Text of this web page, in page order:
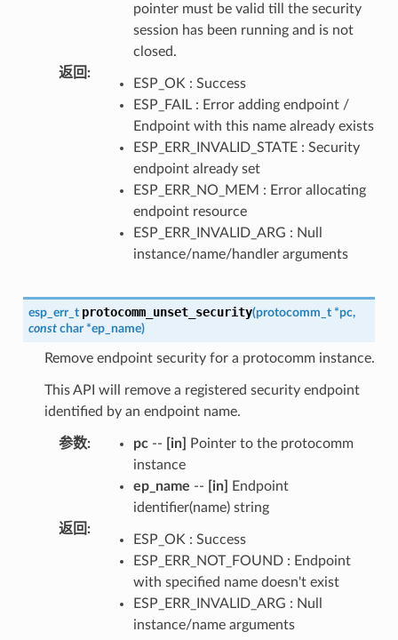
pointer must be valid till the security
session has been running and is not
closed.
返回 :
ESP_OK : Success
ESP_FAIL : Error adding endpoint /
Endpoint with this name already exists
ESP_ERR_INVALID_STATE : Security
endpoint already set
ESP_ERR_NO_MEM : Error allocating
endpoint resource
ESP_ERR_INVALID_ARG : Null
instance/name/handler arguments
esp_err_t protocomm_unset_security(protocomm_t *pc,
const char *ep_name)
Remove endpoint security for a protocomm instance.
This API will remove a registered security endpoint
identified by an endpoint name.
参数: pc-- [in]
Pointer to the protocomm
instance
ep_name -- [in]
Endpoint
identifier(name) string
返回 :
ESP_OK : Success
ESP_ERR_NOT_FOUND : Endpoint
with specified name doesn't exist
ESP_ERR_INVALID_ARG : Null
instance/name arguments